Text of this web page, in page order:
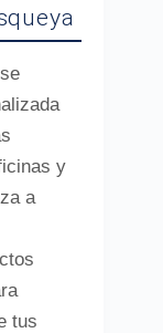
y
a
tus